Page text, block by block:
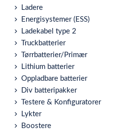
Ladere
Energisystemer (ESS)
Ladekabel type 2
Truckbatterier
Tørrbatterier/Primær
Lithium batterier
Oppladbare batterier
Div batteripakker
Testere & Konfiguratorer
Lykter
Boostere